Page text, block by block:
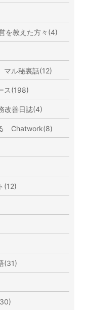
を教えた方々(4)
ル秘裏話(12)
ス(198)
改善日誌(4)
る Chatwork(8)
(12)
(31)